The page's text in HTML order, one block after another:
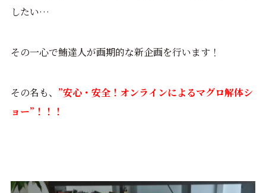
したい…
その一心で鮪達人が画期的な新企画を行います！
その名も、 ”安心・安全！オンラインによるマグロ解体シ
ョー”！！！